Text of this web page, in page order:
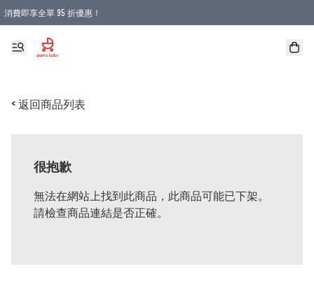
消費即享全單 95 折優惠！
購物滿 HKD 900.00即享免運費優惠！（適用於 本地送貨、本地取貨 )
< 返回商品列表
很抱歉
無法在網站上找到此商品，此商品可能已下架。
請檢查商品連結是否正確。